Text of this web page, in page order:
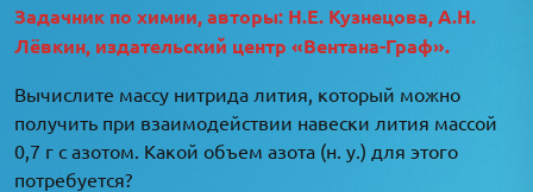
Задачник по химии, авторы: Н.Е. Кузнецова, А.Н.
Лёвкин, издательский центр «Вентана-Граф».
Вычислите массу нитрида лития, который можно
получить при взаимодействии навески лития массой
0,7 г с азотом. Какой объем азота (н. у.) для этого
потребуется?